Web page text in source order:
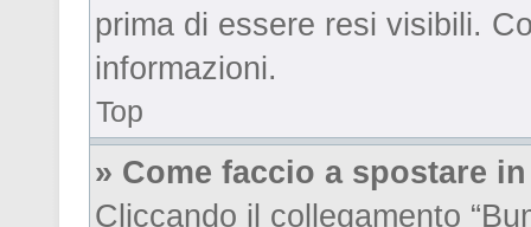
prima di essere resi visibili.
informazioni.
Top
» Come faccio a spostare
Cliccando il collegamento